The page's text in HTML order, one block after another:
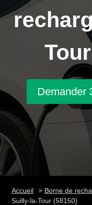
Demander
Accueil
Borne de
Suilly-la-Tour (58150)